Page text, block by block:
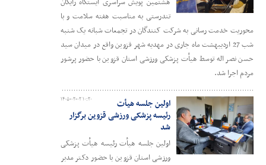
تندرستی به مناسبت هفته سلامت و با
محوریت خدمت رسانی به شرکت کنندگان در تجمعات شبانه یک شنبه
شب 27 اردیبهشت ماه جاری در مهدیه شهر قزوین واقع در میدان سید
حسن نصر اله توسط هیأت پزشکی ورزشی استان قزوین با حضور پرشور
مردم اجرا شد.
۱۴۰۵-۰۲-۰۲ ۱۰:۲۰
اولین جلسه هیأت
رئیسه پزشکی ورزشی قزوین برگزار
شد
اولین جلسه هیأت رئیسه هیأت پزشکی
ورزشی استان قزوین با حضور دکتر مدبر